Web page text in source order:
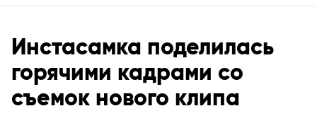
Инстасамка поделилась
горячими кадрами со
съемок нового клипа